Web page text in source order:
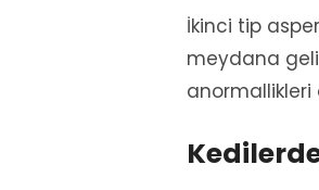
İkinci tip
meydana
anormallikleri